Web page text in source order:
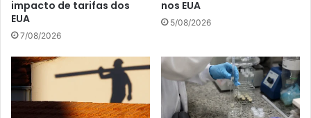
impacto de tarifas dos
EUA
7/08/2026
nos EUA
5/08/2026